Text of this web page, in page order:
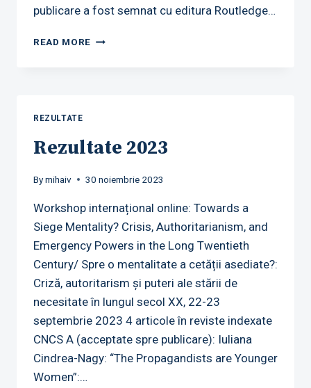
publicare a fost semnat cu editura Routledge…
READ MORE REZULTATE
REZULTATE
Rezultate 2023
Bymihaiv 30 noiembrie 2023
Workshop internațional online: Towards a
Siege Mentality? Crisis, Authoritarianism, and
Emergency Powers in the Long Twentieth
Century/ Spre o mentalitate a cetății asediate?:
Criză, autoritarism și puteri ale stării de
necesitate în lungul secol XX, 22-23
septembrie 2023 4 articole în reviste indexate
CNCS A (acceptate spre publicare): Iuliana
Cindrea-Nagy: “The Propagandists are Younger
Women”:…